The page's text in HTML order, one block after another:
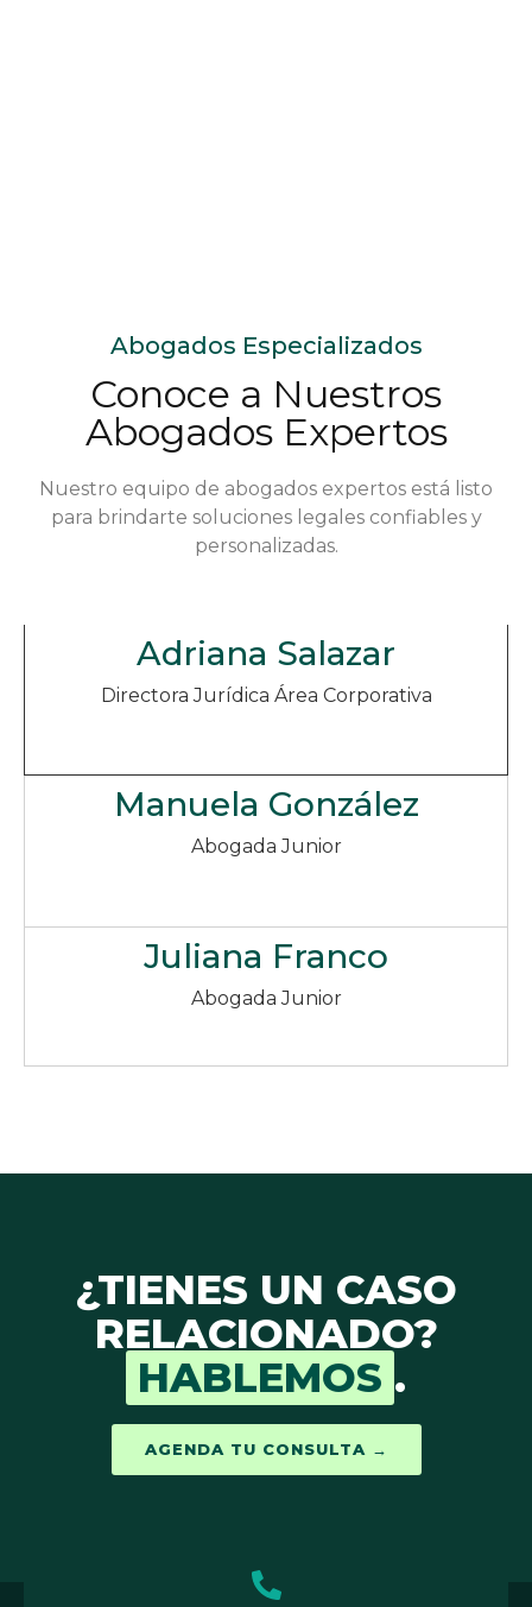
Abogados Especializados
Conoce a Nuestros
Abogados Expertos
Nuestro equipo de abogados expertos está listo
para brindarte soluciones legales confiables y
personalizadas.
Adriana Salazar
Directora Jurídica Área Corporativa
Manuela González
Abogada Junior
Juliana Franco
Abogada Junior
¿TIENES UN CASO
RELACIONADO?
HABLEMOS .
AGENDA TU CONSULTA →